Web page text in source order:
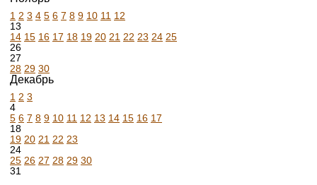
1 2 3 4 5 6 7 8 9 10 11 12
13
14 15 16 17 18 19 20 21 22 23 24 25
26
27
28 29 30
Декабрь
1 2 3
4
5 6 7 8 9 10 11 12 13 14 15 16 17
18
19 20 21 22 23
24
25 26 27 28 29 30
31